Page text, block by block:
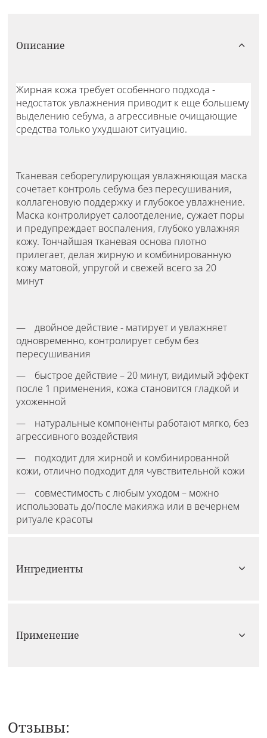
Описание
Жирная кожа требует особенного подхода -
недостаток увлажнения приводит к еще большему
выделению себума, а агрессивные очищающие
средства только ухудшают ситуацию.
Тканевая себорегулирующая увлажняющая маска
сочетает контроль себума без пересушивания,
коллагеновую поддержку и глубокое увлажнение.
Маска контролирует салоотделение, сужает поры
и предупреждает воспаления, глубоко увлажняя
кожу. Тончайшая тканевая основа плотно
прилегает, делая жирную и комбинированную
кожу матовой, упругой и свежей всего за 20
минут
двойное действие - матирует и увлажняет
одновременно, контролирует себум без
пересушивания
быстрое действие – 20 минут, видимый эффект
после 1 применения, кожа становится гладкой и
ухоженной
натуральные компоненты работают мягко, без
агрессивного воздействия
подходит для жирной и комбинированной
кожи, отлично подходит для чувствительной кожи
совместимость с любым уходом – можно
использовать до/после макияжа или в вечернем
ритуале красоты
Ингредиенты
Применение
Отзывы: